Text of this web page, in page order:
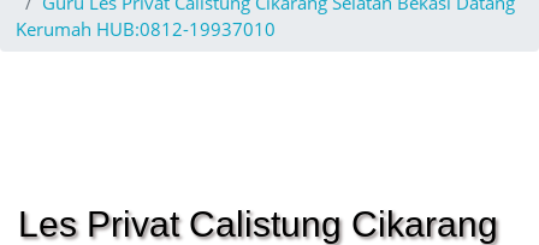
Kerumah HUB:0812-19937010
Les Privat Calistung Cikarang